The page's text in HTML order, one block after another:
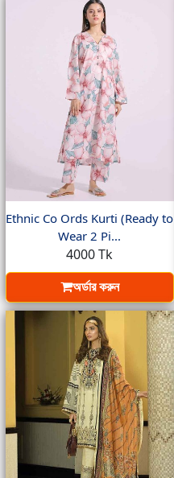
Ethnic Co Ords Kurti (Ready to
Wear 2 Pi...
4000 Tk
অর্ডার করুন